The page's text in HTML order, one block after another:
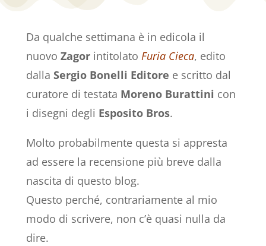
Da qualche settimana è in edicola il
nuovo Zagor intitolato Furia Cieca, edito
dalla Sergio Bonelli Editore e scritto dal
curatore di testata Moreno Burattini con
i disegni degli Esposito Bros.
Molto probabilmente questa si appresta
ad essere la recensione più breve dalla
nascita di questo blog.
Questo perché, contrariamente al mio
modo di scrivere, non c’è quasi nulla da
dire.